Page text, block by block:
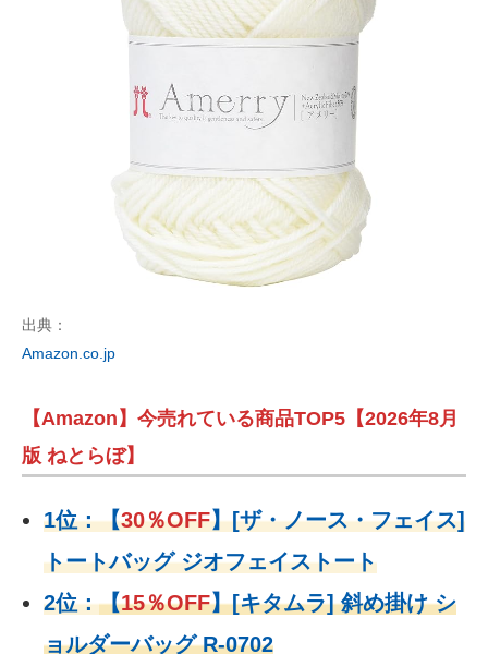
出典：
Amazon.co.jp
【Amazon】今売れている商品TOP5【2026年8月
版 ねとらぼ】
1位：【30％OFF】[ザ・ノース・フェイス]
トートバッグ ジオフェイストート
2位：【15％OFF】[キタムラ] 斜め掛け シ
ョルダーバッグ R-0702